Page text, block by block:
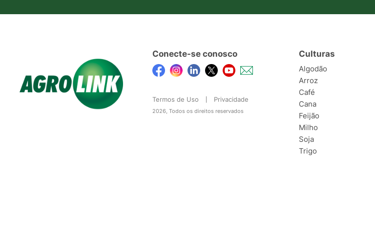
Conecte-se conosco
Termos de Uso Privacidade
2026, Todos os direitos reservados
Culturas
Algodão
Arroz
Café
Cana
Feijão
Milho
Soja
Trigo